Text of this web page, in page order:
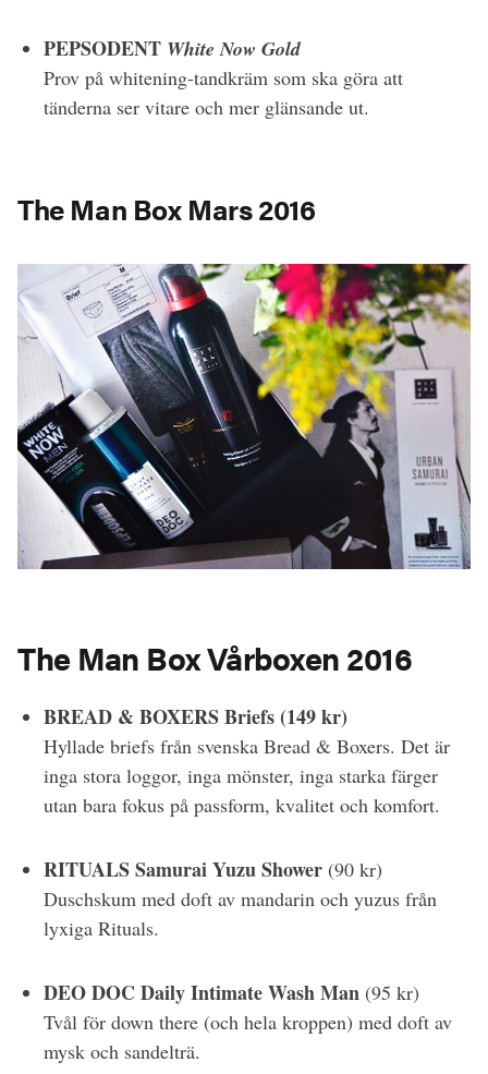
PEPSODENT White Now Gold
Prov på whitening-tandkräm som ska göra att
tänderna ser vitare och mer glänsande ut.
The Man Box Mars 2016
The Man Box Vårboxen 2016
BREAD & BOXERS Briefs (149 kr)
Hyllade briefs från svenska Bread & Boxers. Det är
inga stora loggor, inga mönster, inga starka färger
utan bara fokus på passform, kvalitet och komfort.
RITUALS Samurai Yuzu Shower (90 kr)
Duschskum med doft av mandarin och yuzus från
lyxiga Rituals.
DEO DOC Daily Intimate Wash Man (95 kr)
Tvål för down there (och hela kroppen) med doft av
mysk och sandelträ.